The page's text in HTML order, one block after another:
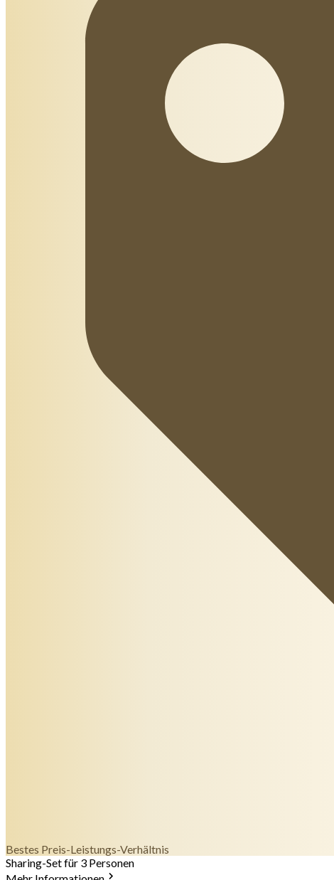
Bestes Preis-Leistungs-Verhältnis
Sharing-Set für 3 Personen